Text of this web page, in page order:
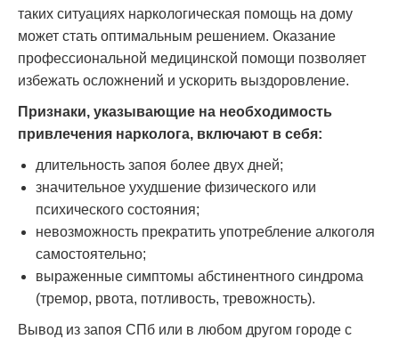
таких ситуациях наркологическая помощь на дому
может стать оптимальным решением. Оказание
профессиональной медицинской помощи позволяет
избежать осложнений и ускорить выздоровление.
Признаки, указывающие на необходимость
привлечения нарколога, включают в себя:
длительность запоя более двух дней;
значительное ухудшение физического или
психического состояния;
невозможность прекратить употребление алкоголя
самостоятельно;
выраженные симптомы абстинентного синдрома
(тремор, рвота, потливость, тревожность).
Вывод из запоя СПб или в любом другом городе с